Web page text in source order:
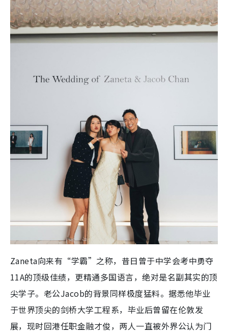
Zaneta向来有“学霸”之称，昔日曾于中学会考中勇夺
11A的顶级佳绩，更精通多国语言，绝对是名副其实的顶
尖学子。老公Jacob的背景同样极度猛料。据悉他毕业
于世界顶尖的剑桥大学工程系，毕业后曾留在伦敦发
展，现时回港任职金融才俊，两人一直被外界公认为门